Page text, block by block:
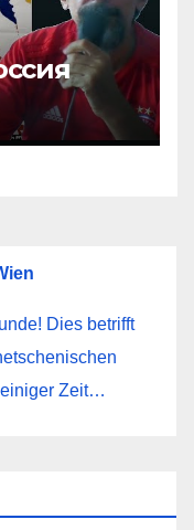
Dies betrifft
einiger Zeit…